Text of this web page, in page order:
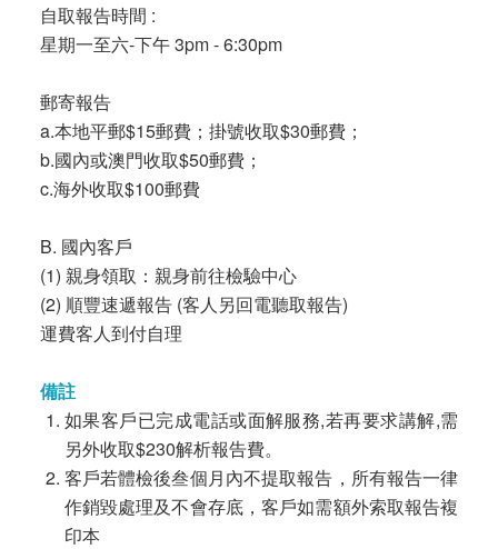
自取報告時間 :
星期一至六-下午 3pm - 6:30pm
郵寄報告
a.本地平郵$15郵費；掛號收取$30郵費；
b.國內或澳門收取$50郵費；
c.海外收取$100郵費
B. 國內客戶
(1) 親身領取：親身前往檢驗中心
(2) 順豐速遞報告 (客人另回電聽取報告)
運費客人到付自理
備註
如果客戶已完成電話或面解服務,若再要求講解,需
另外收取$230解析報告費。
客戶若體檢後叁個月內不提取報告，所有報告一律
作銷毀處理及不會存底，客戶如需額外索取報告複
印本